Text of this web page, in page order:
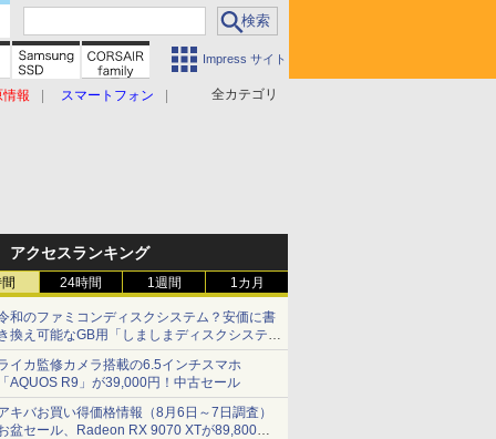
Impress サイト
全カテゴリ
情報 スマートフォン
アクセスランキング
24時間 1週間 1カ月
和のファミコンディスクシステム？安価に書
換え可能なGB用「しましまディスクシステ
」
イカ監修カメラ搭載の6.5インチスマホ
AQUOS R9」が39,000円！中古セール
キバお買い得価格情報（8月6日～7日調査）
盆セール、Radeon RX 9070 XTが89,800